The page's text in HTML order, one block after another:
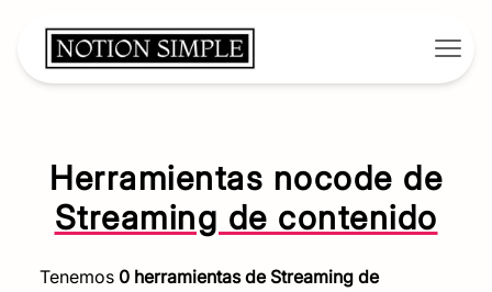
Herramientas nocode de
Streaming de contenido
Tenemos 0 herramientas de Streaming de